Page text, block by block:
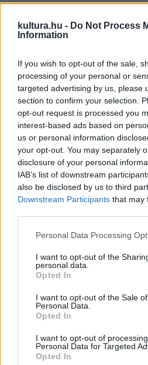
kultura.hu - Do Not Process
Information
If you wish to opt-out of the sale,
processing of your personal or
targeted advertising by us, please
section to confirm your selection.
opt-out request is processed you
interest-based ads based on
us or personal information
your opt-out. You may separately
disclosure of your personal
IAB’s list of downstream
also be disclosed by us to third
Downstream Participants that may
Please note that this website/app
not limited to your visit or usage
grant or deny consent to Google
use your data for below specified
consent section.
Personal Data Processing
I want to opt-out of the
personal data.
Opted In
I want to opt-out of the Sale
Personal Data.
Opted In
I want to opt-out of
Personal Data for Targeted
Opted In
EGYÉB
Elton John és Bernie
Elton John és Bernie Taupin
popzenei pályafutásuk
kedden a washingtoni
Nem lesz negyedik
Dűnéjének
Denis Villeneuve trilógiává
Herbert azonos című regényét
több Dűne-filmet nem tervez –
deadline.com. hollywoodi hírportál.
Tornyai János
A Szolnoki Galériában február 8-
rejlő hatalmas erő címet viseli.